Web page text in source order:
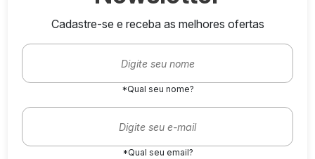
Cadastre-se e receba as melhores ofertas
*Qual seu nome?
*Qual seu email?